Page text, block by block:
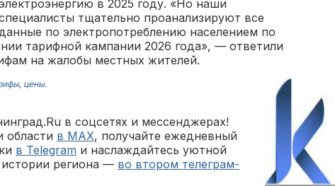
в 2025 году. «Но наши
тщательно проанализируют все
по электропотреблению населением по
тарифной кампании 2026 года», — ответили
на жалобы местных жителей.
, цены.
в соцсетях и мессенджерах!
области в MAX, получайте ежедневный
в Telegram и наслаждайтесь уютной
региона — во втором телеграм-